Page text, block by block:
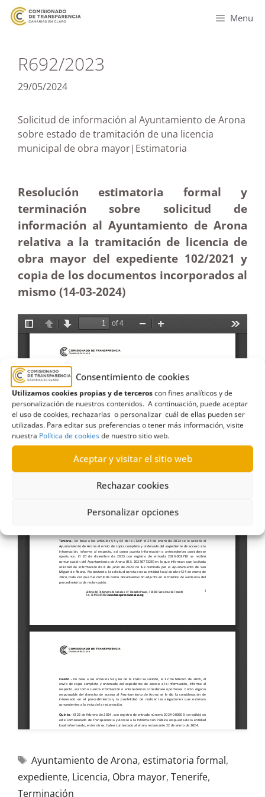
Consentimiento de cookies
Utilizamos cookies propias y de terceroscon fines analíticos y de
personalización de nuestros contenidos. A continuación, puede aceptar
el uso de cookies, rechazarlas o personalizar cuál de ellas pueden ser
utilizadas. Para editar sus preferencias o tener más información, visite
nuestra Política de cookiesde nuestro sitio web.
Aceptar y visitar el sitio web
Rechazar cookies
Personalizar opciones
Menu
R692/2023
29/05/2024
Solicitud de información al Ayuntamiento de Arona
sobre estado de tramitación de una licencia
municipal de obra mayor|Estimatoria
Resolución estimatoria formal y
terminación sobre solicitud de
información al Ayuntamiento de Arona
relativa a la tramitación de licencia de
obra mayor del expediente 102/2021 y
copia de los documentos incorporados al
mismo (14-03-2024)
Ayuntamiento de Arona, estimatoria formal,
expediente, Licencia, Obra mayor, Tenerife,
Terminación